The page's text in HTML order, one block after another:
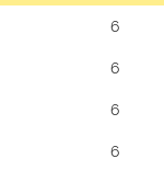
6
6
6
6